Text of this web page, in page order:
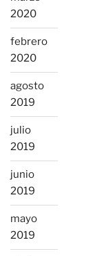
2020
febrero
2020
agosto
2019
julio
2019
junio
2019
mayo
2019